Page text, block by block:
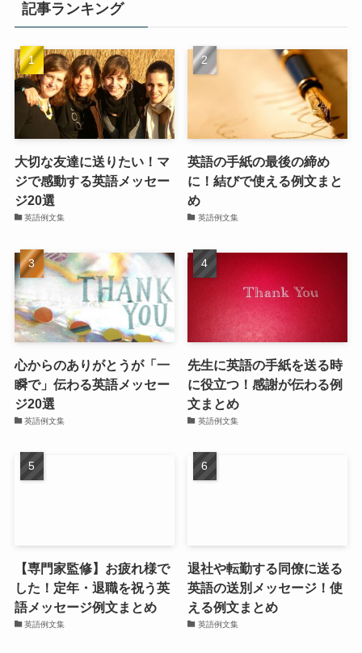
記事ランキング
大切な友達に送りたい！マ
ジで感動する英語メッセー
ジ20選
英語例文集
英語の手紙の最後の締め
に！結びで使える例文まと
め
英語例文集
心からのありがとうが「一
瞬で」伝わる英語メッセー
ジ20選
英語例文集
先生に英語の手紙を送る時
に役立つ！感謝が伝わる例
文まとめ
英語例文集
【専門家監修】お疲れ様で
した！定年・退職を祝う英
語メッセージ例文まとめ
英語例文集
退社や転勤する同僚に送る
英語の送別メッセージ！使
える例文まとめ
英語例文集